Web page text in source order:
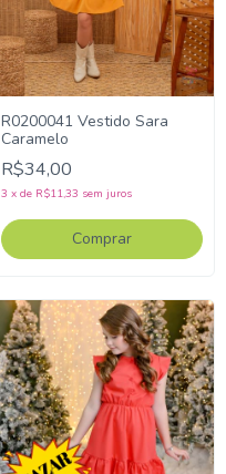
R0200041 Vestido Sara
Caramelo
R$34,00
3 x de R$11,33 sem juros
Comprar